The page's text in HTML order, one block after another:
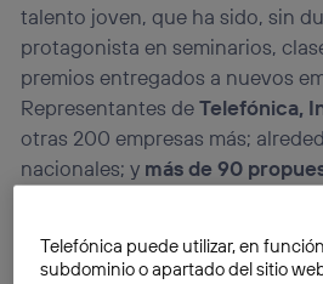
talento joven, que ha sido, sin
protagonista en seminarios,
premios entregados a nuevos
Representantes deTelefónica,
otras 200 empresas más;
nacionales; y más de 90
palanca de innovación y
Telefónica puede utilizar, en
subdominio o apartado del sitio